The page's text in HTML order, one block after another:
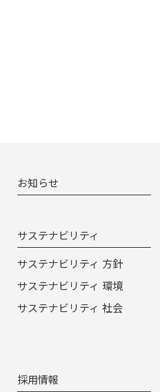
お知らせ
サステナビリティ
サステナビリティ 方針
サステナビリティ 環境
サステナビリティ 社会
採用情報